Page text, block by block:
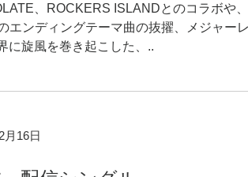
、ROCKERS ISLANDとのコラボや、
エンディングテーマ曲の抜擢、メジャー
に旋風を巻き起こした、..
月16日